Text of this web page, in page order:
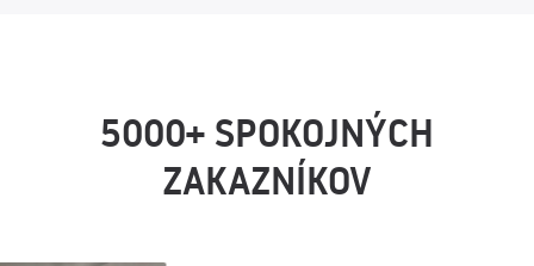
5000+ SPOKOJNÝCH
ZAKAZNÍKOV